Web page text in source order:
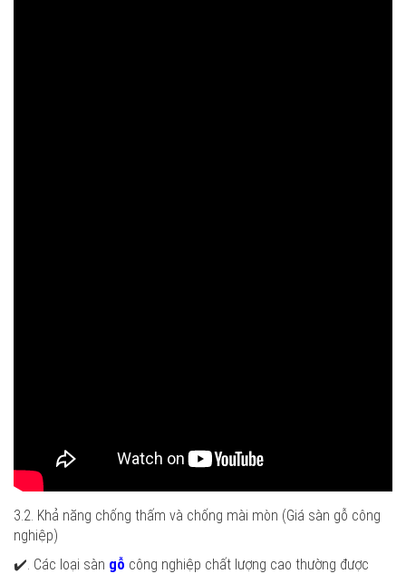
3.2. Khả năng chống thấm và chống mài mòn (Giá sàn gỗ công
nghiệp)
✔️. Các loại sàn gỗ công nghiệp chất lượng cao thường được